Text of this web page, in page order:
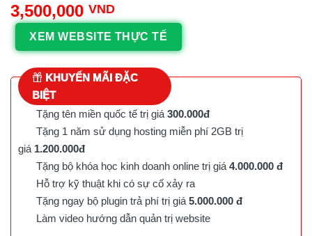
3,500,000 VND
XEM WEBSITE THỰC TẾ
KHUYẾN MÃI ĐẶC
BIỆT
Tặng tên miền quốc tế trị giá 300.000đ
Tặng 1 năm sử dụng hosting miễn phí 2GB trị
giá 1.200.000đ
Tặng bộ khóa học kinh doanh online trị giá 4.000.000 đ
Hỗ trợ kỹ thuật khi có sự cố xảy ra
Tặng ngay bộ plugin trả phí trị giá 5.000.000 đ
Làm video hướng dẫn quản trị website